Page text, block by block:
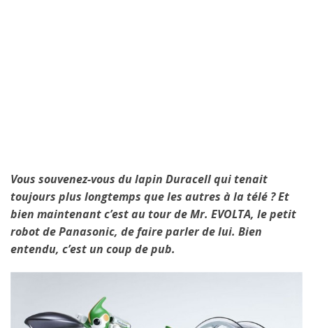
Vous souvenez-vous du lapin Duracell qui tenait
toujours plus longtemps que les autres à la télé ? Et
bien maintenant c’est au tour de Mr. EVOLTA, le petit
robot de Panasonic, de faire parler de lui. Bien
entendu, c’est un coup de pub.